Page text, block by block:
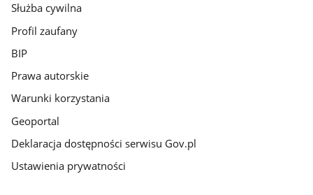
Służba cywilna
Profil zaufany
BIP
Prawa autorskie
Warunki korzystania
Geoportal
Deklaracja dostępności serwisu Gov.pl
Ustawienia prywatności